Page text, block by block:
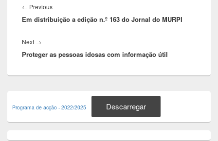
de
artigos
← PreviousPrevious
post:
Em distribuição a edição n.º 163 do Jornal do MURPI
Next →
post:
Proteger as pessoas idosas com informação útil
Sidebar
Widget
Area
Programa de acção - 2022/2025 Descarregar